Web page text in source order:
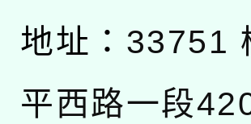
地址： 33751
平西路一段